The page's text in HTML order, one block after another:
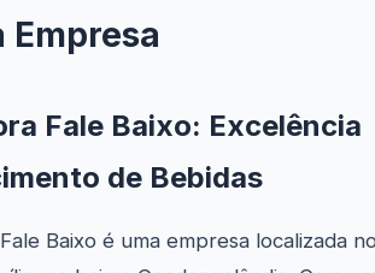
Empresa
Fale Baixo: Excelência
de Bebidas
Baixo é uma empresa localizada